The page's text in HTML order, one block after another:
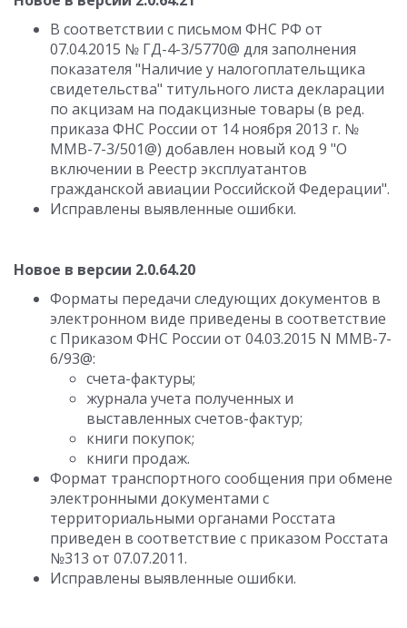
В соответствии с письмом ФНС РФ от
07.04.2015 № ГД-4-3/5770@ для заполнения
показателя "Наличие у налогоплательщика
свидетельства" титульного листа декларации
по акцизам на подакцизные товары (в ред.
приказа ФНС России от 14 ноября 2013 г. №
ММВ-7-3/501@) добавлен новый код 9 "О
включении в Реестр эксплуатантов
гражданской авиации Российской Федерации".
Исправлены выявленные ошибки.
Новое в версии 2.0.64.20
Форматы передачи следующих документов в
электронном виде приведены в соответствие
с Приказом ФНС России от 04.03.2015 N ММВ-7-
6/93@:
счета-фактуры;
журнала учета полученных и
выставленных счетов-фактур;
книги покупок;
книги продаж.
Формат транспортного сообщения при обмене
электронными документами с
территориальными органами Росстата
приведен в соответствие с приказом Росстата
№313 от 07.07.2011.
Исправлены выявленные ошибки.